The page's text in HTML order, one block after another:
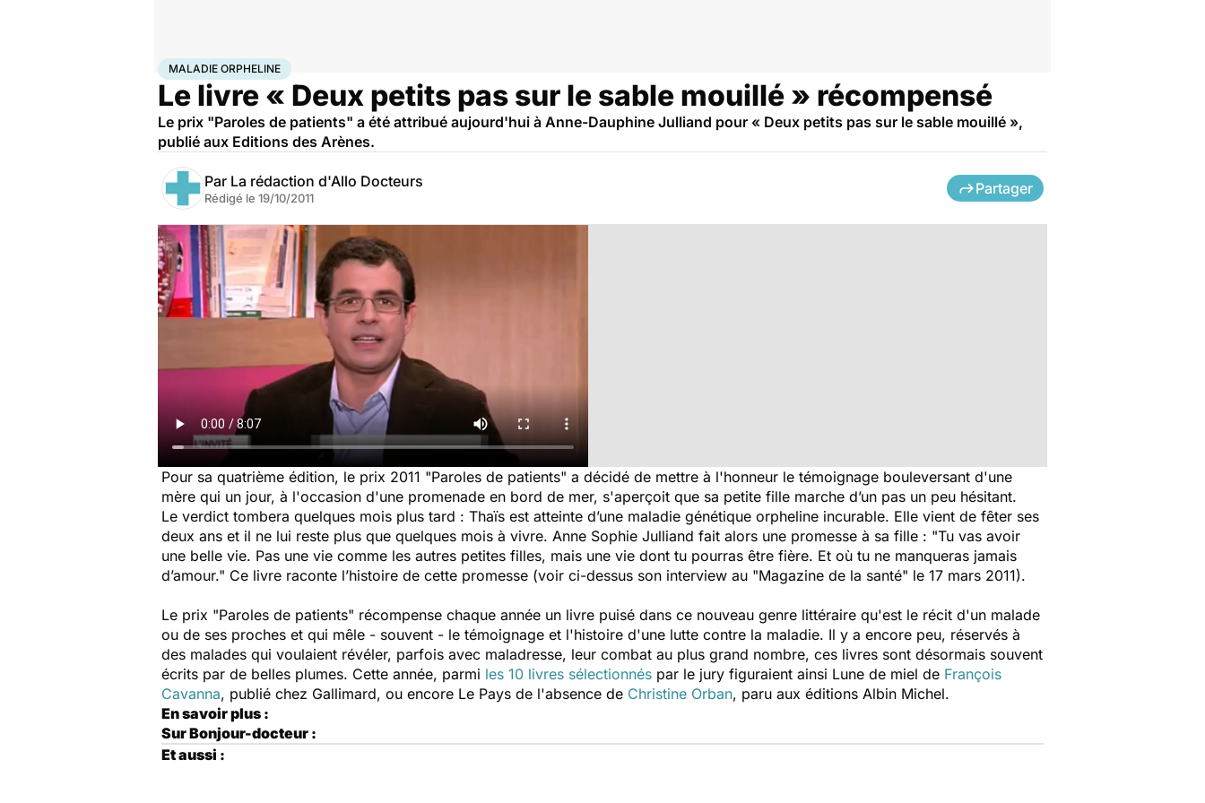
AccueilSantéMaladiesMaladies rares
MALADIE ORPHELINE
Le livre « Deux petits pas sur le sable mouillé » récompensé
Le prix "Paroles de patients" a été attribué aujourd'hui à Anne-Dauphine Julliand pour « Deux petits pas sur le sable mouillé »,
publié aux Editions des Arènes.
Par La rédaction d'Allo Docteurs
Rédigé le 19/10/2011
Partager
Pour sa quatrième édition, le prix 2011 "Paroles de patients" a décidé de mettre à l'honneur le témoignage bouleversant d'une
mère qui un jour, à l'occasion d'une promenade en bord de mer, s'aperçoit que sa petite fille marche d’un pas un peu hésitant.
Le verdict tombera quelques mois plus tard : Thaïs est atteinte d’une maladie génétique orpheline incurable. Elle vient de fêter ses
deux ans et il ne lui reste plus que quelques mois à vivre. Anne Sophie Julliand fait alors une promesse à sa fille : "Tu vas avoir
une belle vie. Pas une vie comme les autres petites filles, mais une vie dont tu pourras être fière. Et où tu ne manqueras jamais
d’amour." Ce livre raconte l’histoire de cette promesse (voir ci-dessus son interview au "Magazine de la santé" le 17 mars 2011).
Le prix "Paroles de patients" récompense chaque année un livre puisé dans ce nouveau genre littéraire qu'est le récit d'un malade
ou de ses proches et qui mêle - souvent - le témoignage et l'histoire d'une lutte contre la maladie. Il y a encore peu, réservés à
des malades qui voulaient révéler, parfois avec maladresse, leur combat au plus grand nombre, ces livres sont désormais souvent
écrits par de belles plumes. Cette année, parmi les 10 livres sélectionnés par le jury figuraient ainsi Lune de miel de François
Cavanna, publié chez Gallimard, ou encore Le Pays de l'absence de Christine Orban, paru aux éditions Albin Michel.
En savoir plus :
Sur Bonjour-docteur :
Et aussi :